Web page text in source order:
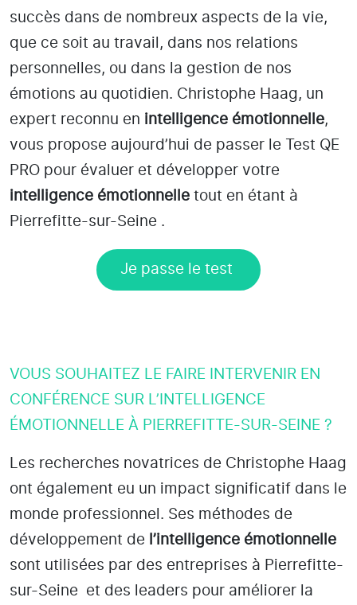
succès dans de nombreux aspects de la vie,
que ce soit au travail, dans nos relations
personnelles, ou dans la gestion de nos
émotions au quotidien. Christophe Haag, un
expert reconnu en intelligence émotionnelle,
vous propose aujourd’hui de passer le Test QE
PRO pour évaluer et développer votre
intelligence émotionnelle tout en étant à
Pierrefitte-sur-Seine .
Je passe le test
VOUS SOUHAITEZ LE FAIRE INTERVENIR EN
CONFÉRENCE SUR L’INTELLIGENCE
ÉMOTIONNELLE À PIERREFITTE-SUR-SEINE ?
Les recherches novatrices de Christophe Haag
ont également eu un impact significatif dans le
monde professionnel. Ses méthodes de
développement de l’intelligence émotionnelle
sont utilisées par des entreprises à Pierrefitte-
sur-Seine
et des leaders pour améliorer la